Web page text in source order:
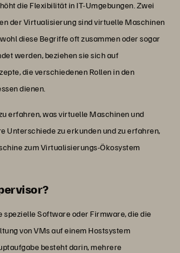
die Flexibilität in IT-Umgebungen. Zwei
der Virtualisierung sind virtuelle Maschinen
diese Begriffe oft zusammen oder sogar
werden, beziehen sie sich auf
die verschiedenen Rollen in den
dienen.
erfahren, was virtuelle Maschinen und
Unterschiede zu erkunden und zu erfahren,
zum Virtualisierungs-Ökosystem
spezielle Software oder Firmware, die die
von VMs auf einem Hostsystem
besteht darin, mehrere